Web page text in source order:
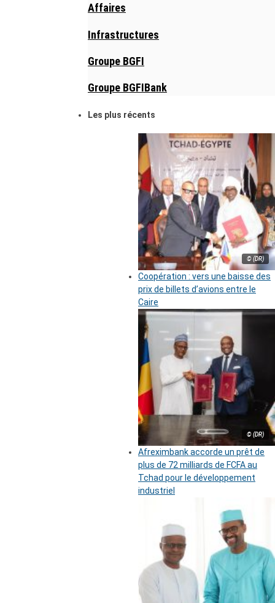
Affaires
Infrastructures
Groupe BGFI
Groupe BGFIBank
Les plus récents
© (DR)
Coopération : vers une baisse des
prix de billets d’avions entre le
Caire
© (DR)
Afreximbank accorde un prêt de
plus de 72 milliards de FCFA au
Tchad pour le développement
industriel